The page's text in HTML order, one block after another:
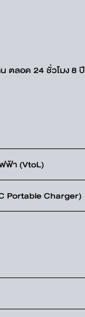
ตลอด 24 ชั่วโมง 8 ปี
ฟ้า (VtoL)
Portable Charger)